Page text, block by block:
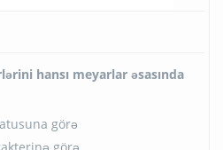
hansı meyarlar əsasında
görə